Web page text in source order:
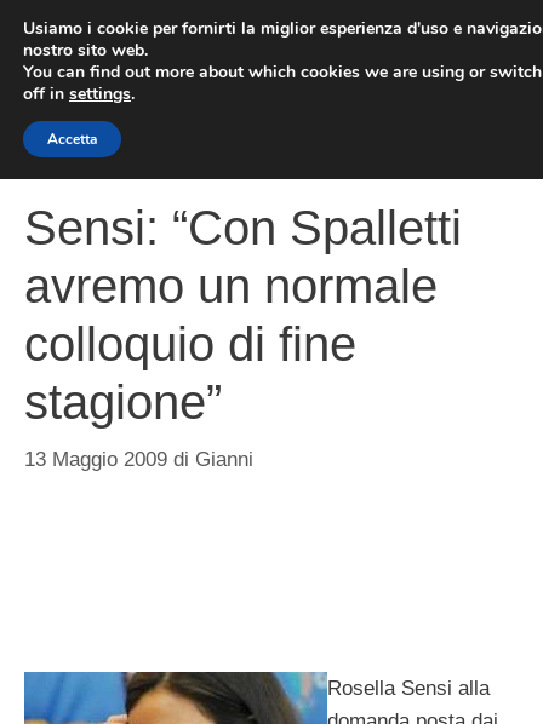
contenuto
Sensi: “Con Spalletti
avremo un normale
colloquio di fine
stagione”
13 Maggio 2009 di Gianni
Rosella Sensi alla
Usiamo i cookie per fornirti la miglior esperienza d'uso e
nostro sito web.
You can find out more about which cookies we are using or
off in settings.
Accetta